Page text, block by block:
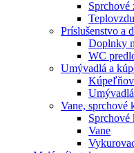
Sprchové
Príslušenstvo a
Doplnky
WC
Umývadlá a
Umývadlá
Vane, sprchové
Sprchové
Vane